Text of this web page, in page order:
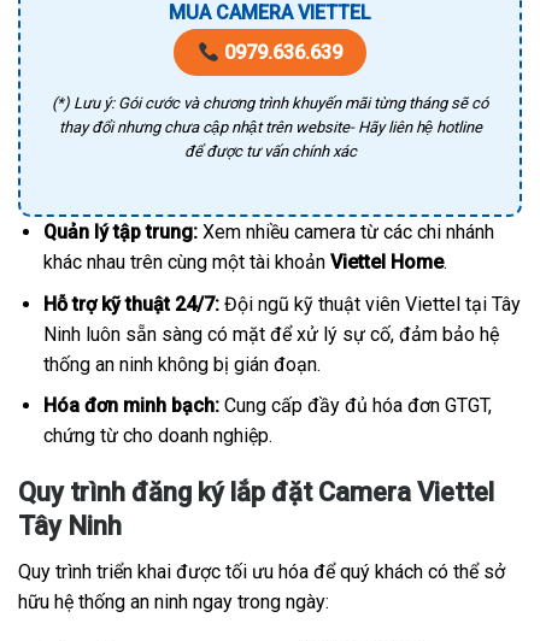
MUA CAMERA VIETTEL
0979.636.639
(*) Lưu ý: Gói cước và chương trình khuyến mãi từng tháng sẽ có
thay đổi nhưng chưa cập nhật trên website- Hãy liên hệ hotline
để được tư vấn chính xác
Quản lý tập trung:Xem nhiều camera từ các chi nhánh
khác nhau trên cùng một tài khoản Viettel Home.
Hỗ trợ kỹ thuật 24/7:Đội ngũ kỹ thuật viên Viettel tại Tây
Ninh luôn sẵn sàng có mặt để xử lý sự cố, đảm bảo hệ
thống an ninh không bị gián đoạn.
Hóa đơn minh bạch:Cung cấp đầy đủ hóa đơn GTGT,
chứng từ cho doanh nghiệp.
Quy trình đăng ký lắp đặt Camera Viettel
Tây Ninh
Quy trình triển khai được tối ưu hóa để quý khách có thể sở
hữu hệ thống an ninh ngay trong ngày: